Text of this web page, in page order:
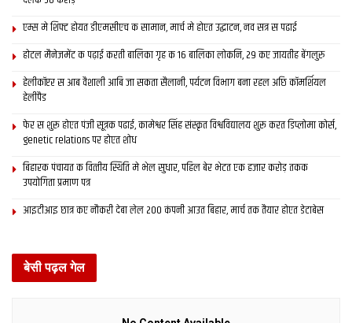
एम्स मे शिफ्ट होयत डीएमसीएच क सामान, मार्च मे होएत उद्घाटन, नव सत्र स पढाई
होटल मैनेजमेंट क पढ़ाई करती बालिका गृह क 16 बालिका लोकनि, 29 कए जायतीह बेंगलुरु
हेलीकॉप्टर स आब वैशाली आबि जा सकता सैलानी, पर्यटन विभाग बना रहल अछि कॉमर्शियल
हेलीपैड
फेर स शुरू होएत पंजी सूत्रक पढाई, कामेश्वर सिंह संस्कृत विश्वविद्यालय शुरू करत डिप्लोमा कोर्स,
genetic relations पर होएत शोध
बिहारक पंचायत क वित्‍तीय स्थिति मे भेल सुधार, पहिल बेर भेटत एक हजार करोड़ तकक
उपयोगिता प्रमाण पत्र
आइटीआइ छात्र कए नौकरी देबा लेल 200 कंपनी आउत बिहार, मार्च तक तैयार होएत डेटाबेस
बेसी पढ़ल गेल